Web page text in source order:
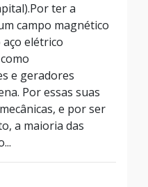
ter a
campo magnético
elétrico
e geradores
Por essas suas
e por ser
a maioria das